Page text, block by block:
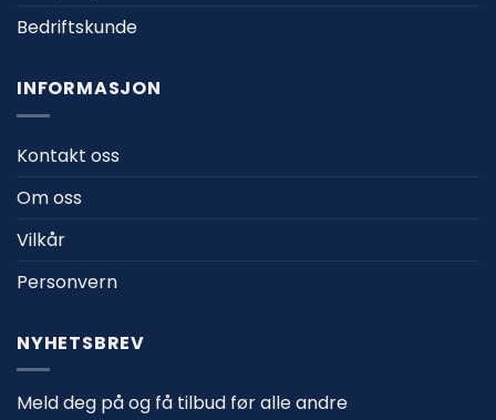
Bedriftskunde
INFORMASJON
Kontakt oss
Om oss
Vilkår
Personvern
NYHETSBREV
Meld deg på og få tilbud før alle andre